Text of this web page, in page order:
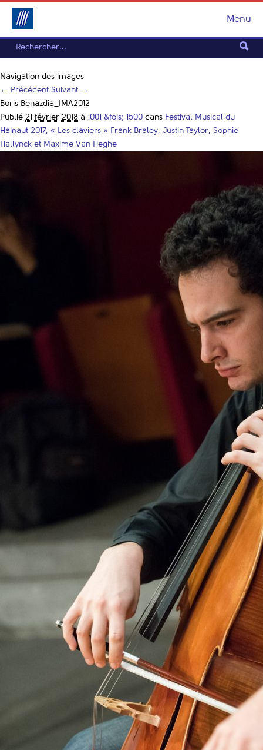
Menu
Navigation des images
← Précédent Suivant →
Boris Benazdia_IMA2012
Publié 21 février 2018 à 1001 &fois; 1500 dans Festival Musical du
Hainaut 2017, « Les claviers » Frank Braley, Justin Taylor, Sophie
Hallynck et Maxime Van Heghe